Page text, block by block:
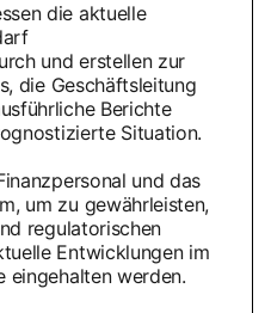
die aktuelle
und erstellen zur
die Geschäftsleitung
Berichte
Situation.
und das
um zu gewährleisten,
regulatorischen
Entwicklungen im
eingehalten werden.